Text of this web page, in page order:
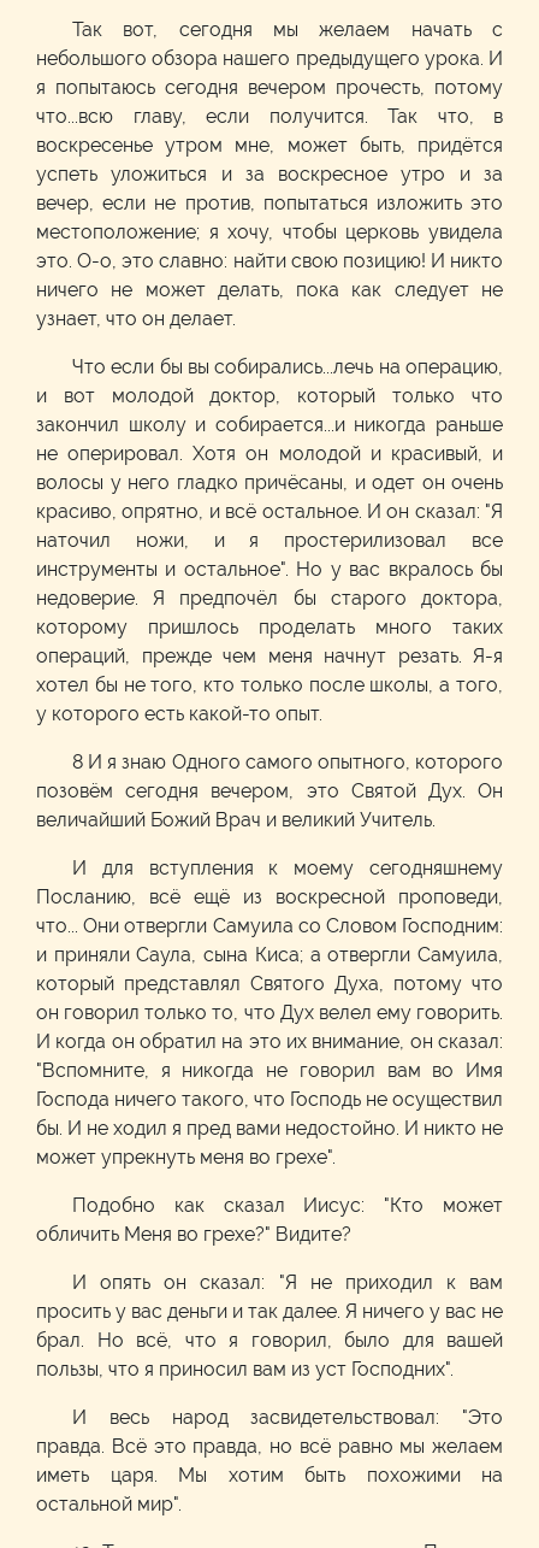
Так вот, сегодня мы желаем начать с
небольшого обзора нашего предыдущего урока. И
я попытаюсь сегодня вечером прочесть, потому
что...всю главу, если получится. Так что, в
воскресенье утром мне, может быть, придётся
успеть уложиться и за воскресное утро и за
вечер, если не против, попытаться изложить это
местоположение; я хочу, чтобы церковь увидела
это. О-о, это славно: найти свою позицию! И никто
ничего не может делать, пока как следует не
узнает, что он делает.
Что если бы вы собирались...лечь на операцию,
и вот молодой доктор, который только что
закончил школу и собирается...и никогда раньше
не оперировал. Хотя он молодой и красивый, и
волосы у него гладко причёсаны, и одет он очень
красиво, опрятно, и всё остальное. И он сказал: "Я
наточил ножи, и я простерилизовал все
инструменты и остальное". Но у вас вкралось бы
недоверие. Я предпочёл бы старого доктора,
которому пришлось проделать много таких
операций, прежде чем меня начнут резать. Я-я
хотел бы не того, кто только после школы, а того,
у которого есть какой-то опыт.
8 И я знаю Одного самого опытного, которого
позовём сегодня вечером, это Святой Дух. Он
величайший Божий Врач и великий Учитель.
И для вступления к моему сегодняшнему
Посланию, всё ещё из воскресной проповеди,
что... Они отвергли Самуила со Словом Господним:
и приняли Саула, сына Киса; а отвергли Самуила,
который представлял Святого Духа, потому что
он говорил только то, что Дух велел ему говорить.
И когда он обратил на это их внимание, он сказал:
"Вспомните, я никогда не говорил вам во Имя
Господа ничего такого, что Господь не осуществил
бы. И не ходил я пред вами недостойно. И никто не
может упрекнуть меня во грехе".
Подобно как сказал Иисус: "Кто может
обличить Меня во грехе?" Видите?
И опять он сказал: "Я не приходил к вам
просить у вас деньги и так далее. Я ничего у вас не
брал. Но всё, что я говорил, было для вашей
пользы, что я приносил вам из уст Господних".
И весь народ засвидетельствовал: "Это
правда. Всё это правда, но всё равно мы желаем
иметь царя. Мы хотим быть похожими на
остальной мир".